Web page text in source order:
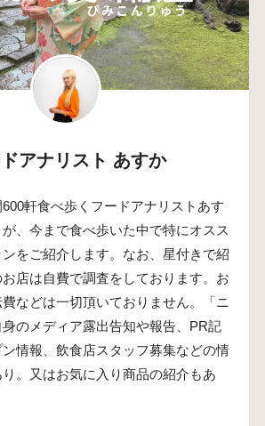
アナリスト あすか
軒食べ歩くフードアナリストあす
、今まで食べ歩いた中で特にオスス
ンをご紹介します。なお、星付きで紹
店は自費で調査をしております。お
などは一切頂いておりません。「ニ
身のメディア露出告知や報告、PR記
情報、飲食店スタッフ募集などの情
。又はお気に入り商品の紹介もあ